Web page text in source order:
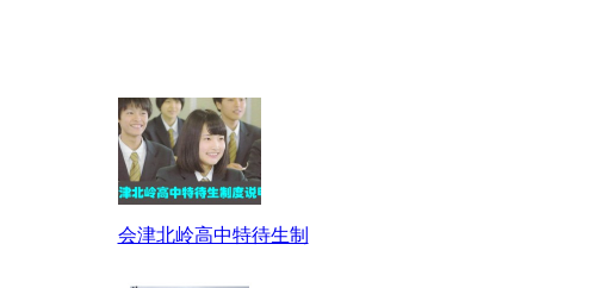
会津北岭高中特待生制